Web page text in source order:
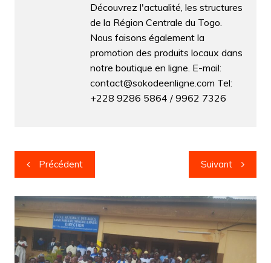
Découvrez l'actualité, les structures
de la Région Centrale du Togo.
Nous faisons également la
promotion des produits locaux dans
notre boutique en ligne. E-mail:
contact@sokodeenligne.com Tel:
+228 9286 5864 / 9962 7326
Navigation
de
l’article
Précédent Suivant